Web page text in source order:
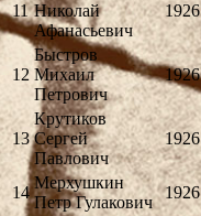
11 Николай
Афанасьевич
1926
12
Быстров
Михаил
Петрович
1926
13
Крутиков
Сергей
Павлович
1926
14
Мерхушкин
Петр Гулакович
1926